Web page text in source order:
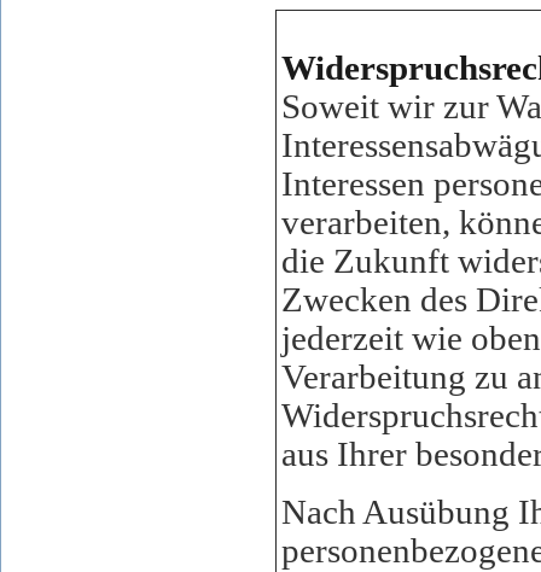
Soweit wir zur
Interessen
verarbeiten,
die Zukunft
Zwecken des
jederzeit wie
Verarbeitung zu
aus Ihrer
Nach Ausübung